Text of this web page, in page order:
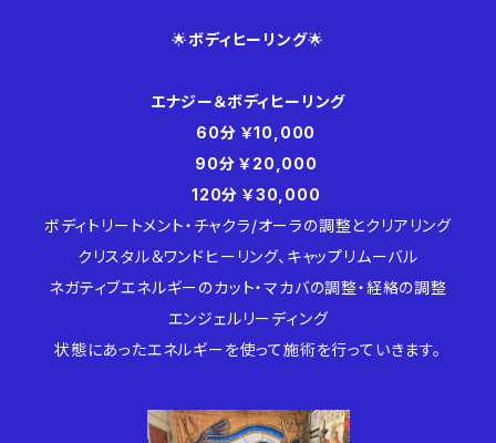
🌟ボディヒーリング🌟
エナジー＆ボディヒーリング
60分 ￥10,000
90分 ￥20,000
120分 ￥30,000
ボディトリートメント・チャクラ/オーラの調整とクリアリング
クリスタル＆ワンドヒーリング、キャップリムーバル
ネガティブエネルギーのカット・マカバの調整・経絡の調整
エンジェルリーディング
状態にあったエネルギーを使って施術を行っていきます。